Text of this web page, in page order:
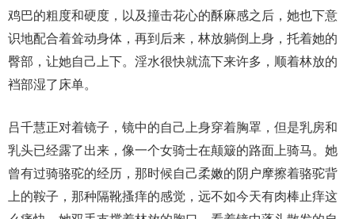
鸡巴的粗度和硬度，以及撞击花心的酥麻感之后，她也下意
识地配合着耸动身体，再到后来，林放躺倒上身，托着她的
臀部，让她自己上下。淫水很快就流下来许多，顺着林放的
裆部湿了床单。
吕千慧正对着镜子，镜中的自己上身穿着胸罩，但是乳房和
乳头已经露了出来，像一个女骑士在颠簸的路面上骑马。她
曾有过骑骆驼的经历，那时候自己柔嫩的阴户摩擦着骆驼背
上的鞍子，那种隔靴搔痒的感觉，远不如今天有肉棒止痒这